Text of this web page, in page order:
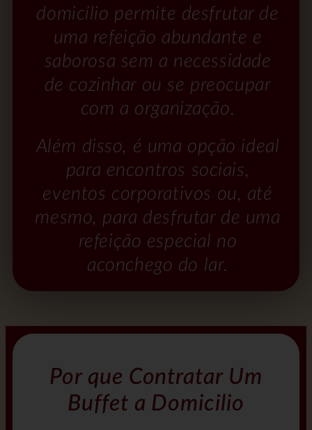
domicílio permite desfrutar de
uma refeição abundante e
saborosa sem a necessidade
de cozinhar ou se preocupar
com a organização.
Além disso, é uma opção ideal
para encontros sociais,
eventos corporativos ou, até
mesmo, para desfrutar de uma
refeição especial no
aconchego do lar.
Por que Contratar Um
Buffet a Domicilio